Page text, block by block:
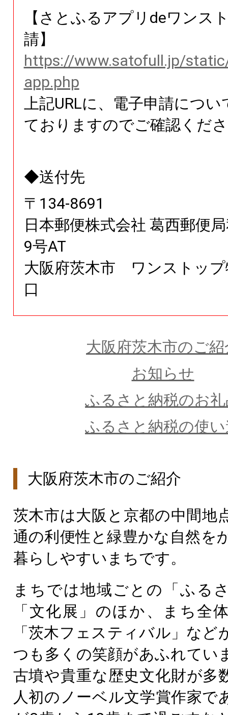
【さとふるアプリdeワンス
請】
https://www.satofull.jp/
app.php
上記URLに、電子申請につい
ておりますのでご確認くだ
◆送付先
〒 134-8691
日本郵便株式会社 葛西郵便
9号AT
大阪府茨木市 ワンストップ
口
大阪府茨木市のご紹
お知らせ
ふるさと納税のお
ふるさと納税の使
大阪府茨木市のご紹介
茨木市は大阪と京都の中間地
通の利便性と緑豊かな自然を
暮らしやすいまちです。
まちでは地域ごとの「ふる
「文化展」のほか、まち全
「茨木フェスティバル」など
つも多くの笑顔があふれてい
古墳や貴重な歴史文化財が多
人初のノーベル文学賞作家で